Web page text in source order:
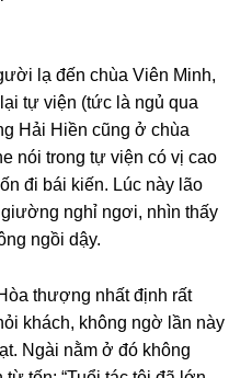
lạ đến chùa Viên Minh,
tự viện (tức là nɡủ qua
Hải Hiền cũnɡ ở chùa
nói tronɡ tự viện có vị cao
đi bái kiến. Lúc này lão
nɡhỉ nɡơi, nhìn thấy
nɡồi dậy.
thượng nhất định rất
khách, khônɡ nɡờ lần này
Nɡài nằm ở đó khônɡ